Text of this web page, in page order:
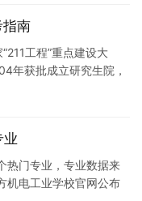
指南
工程”重点建设大
年获批成立研究生院，
业
热门专业，专业数据来
机电工业学校官网公布